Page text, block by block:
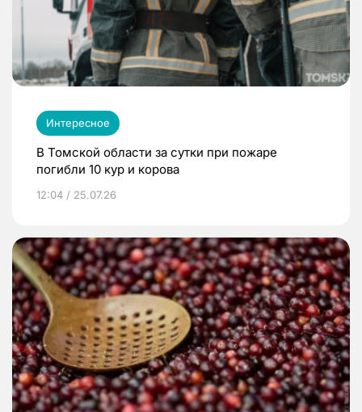
Интересное
В Томской области за сутки при пожаре
погибли 10 кур и корова
12:04 / 25.07.26